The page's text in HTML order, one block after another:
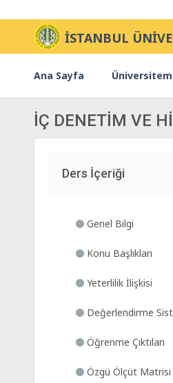
İSTANBUL
Ana Sayfa
İÇ DENETİM VE
Ders İçeriği
Genel Bilgi
Konu Başlıkları
Yeterlilik İlişkisi
Değerlendirme
Öğrenme Çıktıları
Özgü Ölçüt Matrisi